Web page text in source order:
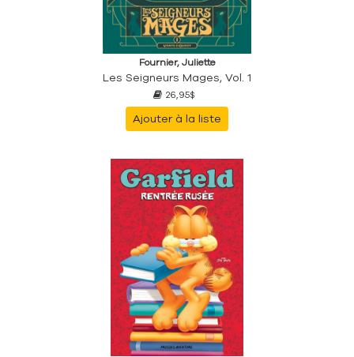
Fournier, Juliette
Les Seigneurs Mages, Vol. 1
26,95$
Ajouter à la liste